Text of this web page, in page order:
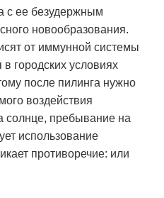
с ее безудержным
новообразования.
от иммунной системы
в городских условиях
после пилинга нужно
воздействия
солнце, пребывание на
использование
противоречие: или